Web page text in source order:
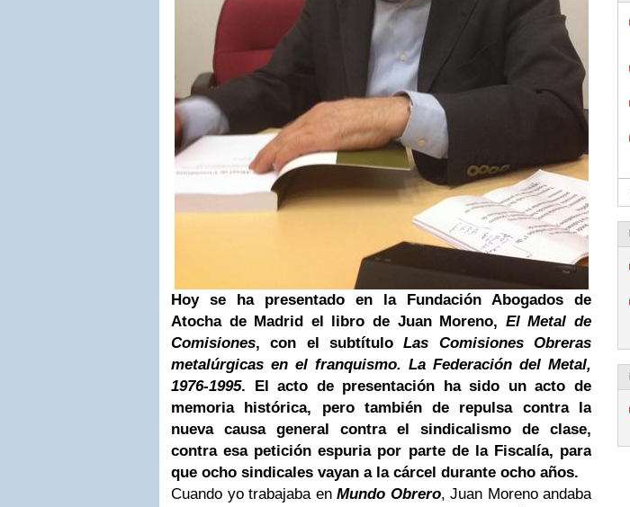
Hoy se ha presentado en la Fundación Abogados de
Atocha de Madrid el libro de Juan Moreno, El Metal de
Comisiones, con el subtítuloLas Comisiones Obreras
metalúrgicas en el franquismo. La Federación del Metal,
1976-1995. El acto de presentación ha sido un acto de
memoria histórica, pero también de repulsa contra la
nueva causa general contra el sindicalismo de clase,
contra esa petición espuria por parte de la Fiscalía, para
que ocho sindicales vayan a la cárcel durante ocho años.
Cuando yo trabajaba en Mundo Obrero, Juan Moreno andaba